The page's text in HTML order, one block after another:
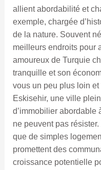
allient abordabilité et
exemple, chargée
de la nature. Souvent
meilleurs endroits pour
amoureux de Turquie
tranquille et son
vous un peu plus loin
Eskisehir, une ville
d’immobilier abordable
ne peuvent pas
que de simples
promettent des
croissance potentielle